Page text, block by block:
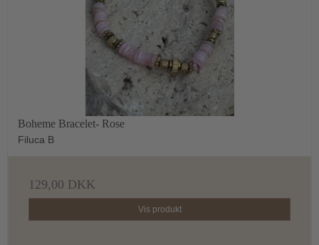
Boheme Bracelet- Rose
Filuca B
129,00 DKK
Vis produkt